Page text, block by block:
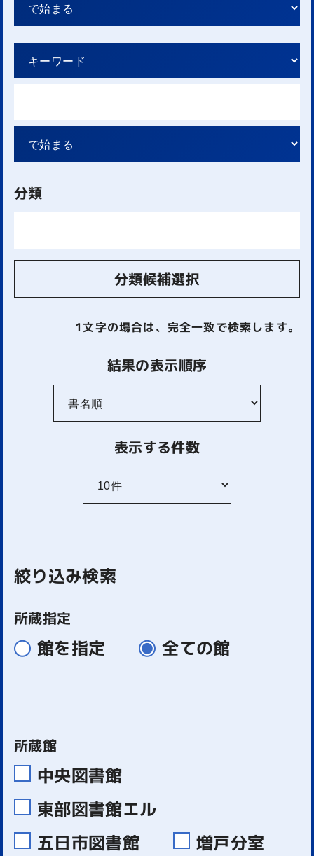
分類
分類候補選択
1文字の場合は、完全一致で検索します。
結果の表示順序
表示する件数
絞り込み検索
所蔵指定
館を指定 全ての館
所蔵館
中央図書館
東部図書館エル
五日市図書館
増戸分室